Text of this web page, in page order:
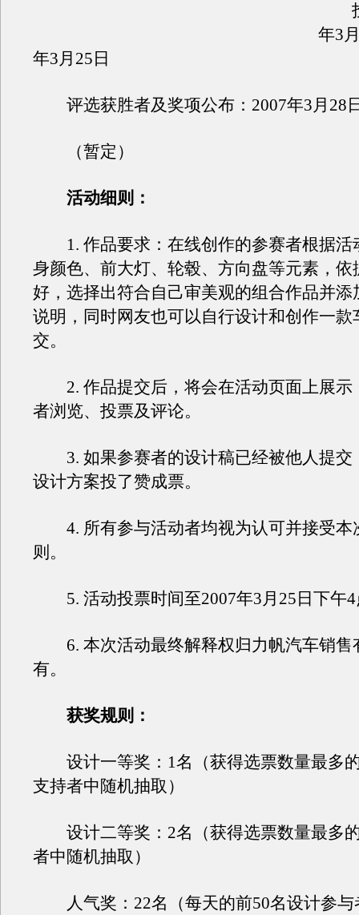
投
年3
年3月25日
评选获胜者及奖项公布：2007年3月28
（暂定）
活动细则：
1. 作品要求：在线创作的参赛者根据活
身颜色、前大灯、轮毂、方向盘等元素，依
好，选择出符合自己审美观的组合作品并添
说明，同时网友也可以自行设计和创作一款
交。
2. 作品提交后，将会在活动页面上展示
者浏览、投票及评论。
3. 如果参赛者的设计稿已经被他人提交
设计方案投了赞成票。
4. 所有参与活动者均视为认可并接受本
则。
5. 活动投票时间至2007年3月25日下午4
6. 本次活动最终解释权归力帆汽车销售
有。
获奖规则：
设计一等奖：1名（获得选票数量最多
支持者中随机抽取）
设计二等奖：2名（获得选票数量最多
者中随机抽取）
人气奖：22名（每天的前50名设计参与